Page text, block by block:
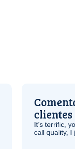
clientes
It’s terrific,
call quality, I